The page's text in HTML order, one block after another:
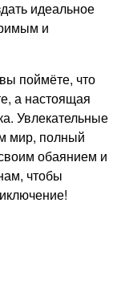
идеальное
и
поймёте, что
а настоящая
Увлекательные
мир, полный
обаянием и
чтобы